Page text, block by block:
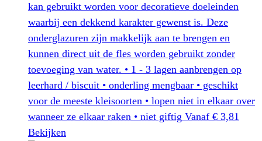
kan gebruikt worden voor decoratieve doeleinden
waarbij een dekkend karakter gewenst is. Deze
onderglazuren zijn makkelijk aan te brengen en
kunnen direct uit de fles worden gebruikt zonder
toevoeging van water. • 1 - 3 lagen aanbrengen op
leerhard / biscuit • onderling mengbaar • geschikt
voor de meeste kleisoorten • lopen niet in elkaar over
wanneer ze elkaar raken • niet giftig Vanaf € 3,81
Bekijken